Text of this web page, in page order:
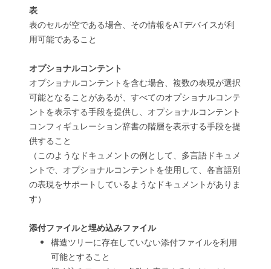
表
表のセルが空である場合、その情報をATデバイスが利
用可能であること
オプショナルコンテント
オプショナルコンテントを含む場合、複数の表現が選択
可能となることがあるが、すべてのオプショナルコンテ
ントを表示する手段を提供し、オプショナルコンテント
コンフィギュレーション辞書の階層を表示する手段を提
供すること
（このようなドキュメントの例として、多言語ドキュメ
ントで、オプショナルコンテントを使用して、各言語別
の表現をサポートしているようなドキュメントがありま
す）
添付ファイルと埋め込みファイル
構造ツリーに存在していない添付ファイルを利用
可能とすること